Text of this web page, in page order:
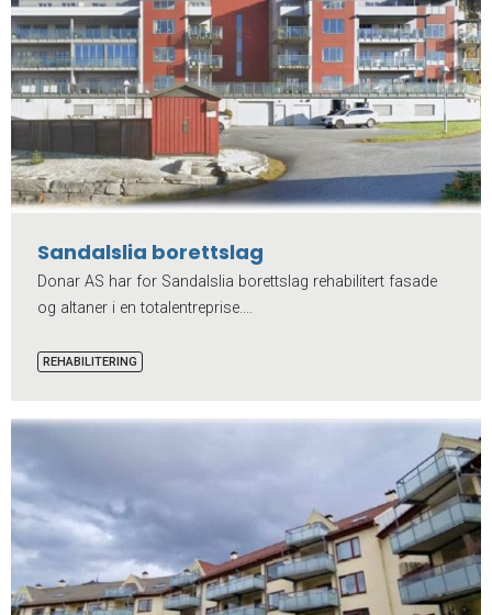
Sandalslia borettslag
Donar AS har for Sandalslia borettslag rehabilitert fasade
og altaner i en totalentreprise....
REHABILITERING